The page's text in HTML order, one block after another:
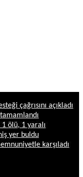
çağrısını açıkladı
ölü, 1 yaralı
yer buldu
karşıladı